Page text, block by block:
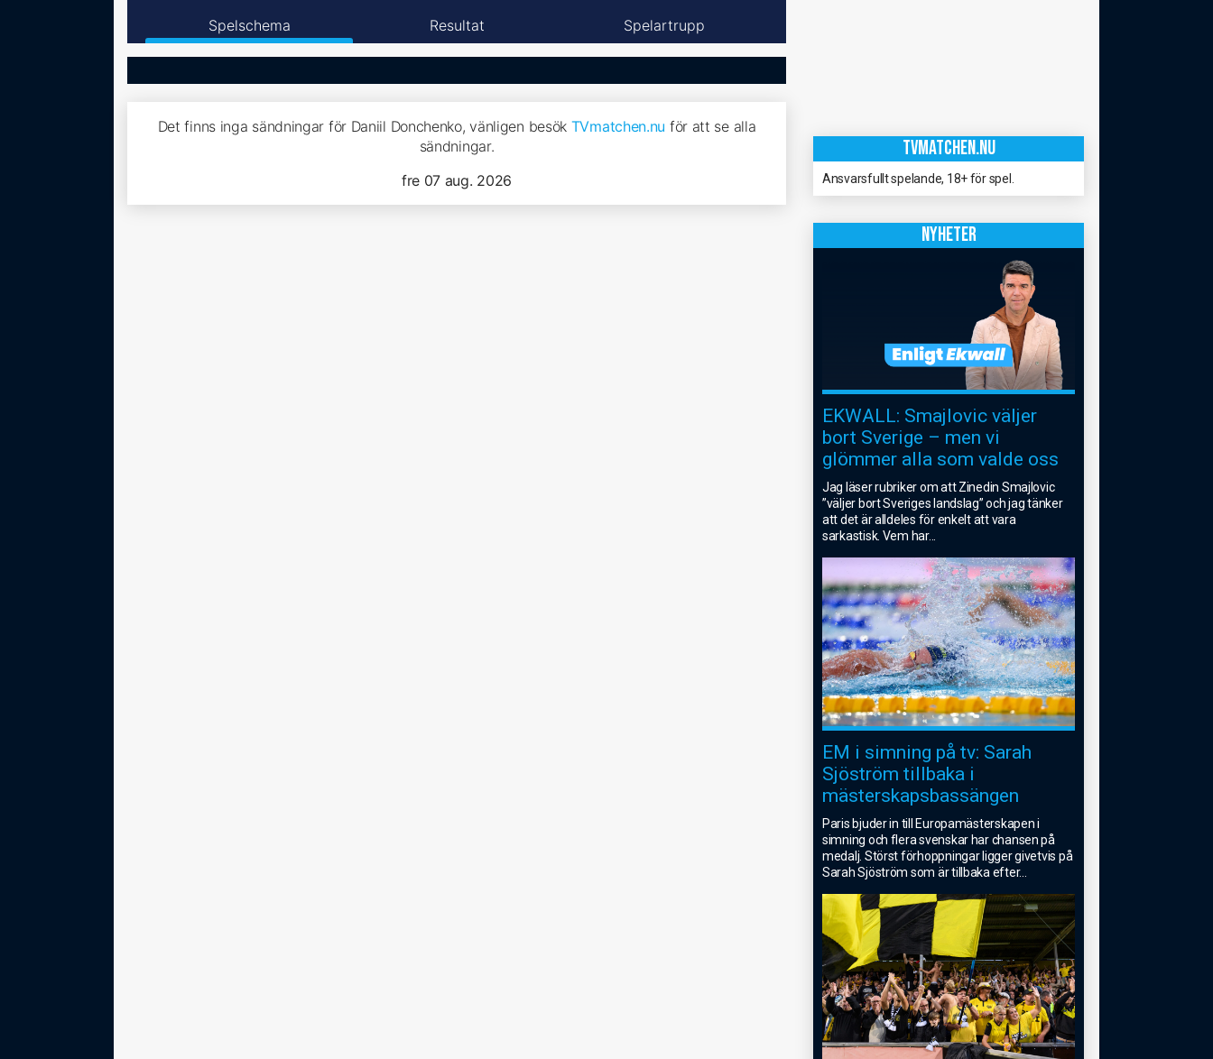
Spelschema Resultat Spelartrupp
Det finns inga sändningar för Daniil Donchenko, vänligen besök TVmatchen.nu för att se alla
sändningar.
fre 07 aug. 2026
TVMATCHEN.NU
Ansvarsfullt spelande, 18+ för spel.
NYHETER
EKWALL: Smajlovic väljer
bort Sverige – men vi
glömmer alla som valde oss
Jag läser rubriker om att Zinedin Smajlovic
”väljer bort Sveriges landslag” och jag tänker
att det är alldeles för enkelt att vara
sarkastisk. Vem har...
EM i simning på tv: Sarah
Sjöström tillbaka i
mästerskapsbassängen
Paris bjuder in till Europamästerskapen i
simning och flera svenskar har chansen på
medalj. Störst förhoppningar ligger givetvis på
Sarah Sjöström som är tillbaka efter...